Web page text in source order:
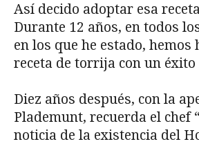
Así decido adoptar esa
Durante 12 años, en todos
en los que he estado, hemos
receta de torrija con un éxito
Diez años después, con la
Plademunt, recuerda el chef
noticia de la existencia del